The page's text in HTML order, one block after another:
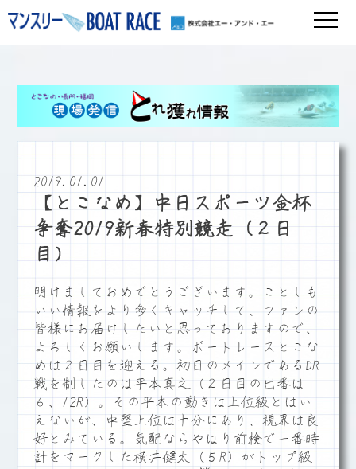
2019.01.01
【とこなめ】中日スポーツ金杯
争奪2019新春特別競走（２日
目）
明けましておめでとうございます。ことしも
いい情報をより多くキャッチして、ファンの
皆様にお届けしたいと思っておりますので、
よろしくお願いします。ボートレースとこな
めは２日目を迎える。初日のメインであるDR
戦を制したのは平本真之（２日目の出番は
６、12R）。その平本の動きは上位級とはい
えないが、中堅上位は十分にあり、視界は良
好とみている。気配ならやはり前検で一番時
計をマークした横井健太（５R）がトップ級